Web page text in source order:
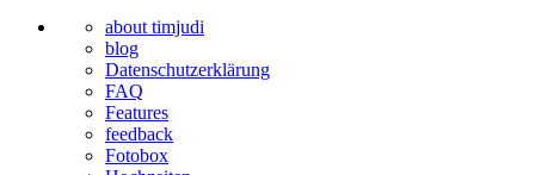
about timjudi
blog
Datenschutzerklärung
FAQ
Features
feedback
Fotobox